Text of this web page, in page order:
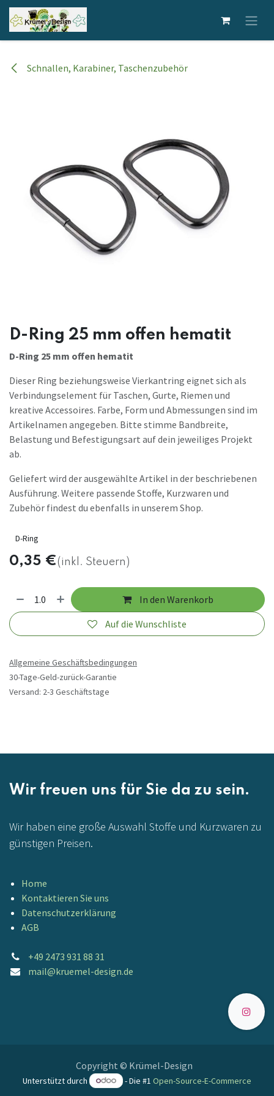
Zum Inhalt springen
Schnallen, Karabiner, Taschenzubehör
D-Ring 25 mm offen hematit
D-Ring 25 mm offen hematit
Dieser Ring beziehungsweise Vierkantring eignet sich als
Verbindungselement für Taschen, Gurte, Riemen und
kreative Accessoires. Farbe, Form und Abmessungen sind im
Artikelnamen angegeben. Bitte stimme Bandbreite,
Belastung und Befestigungsart auf dein jeweiliges Projekt
ab.
Geliefert wird der ausgewählte Artikel in der beschriebenen
Ausführung. Weitere passende Stoffe, Kurzwaren und
Zubehör findest du ebenfalls in unserem Shop.
D-Ring
0,35 €(inkl. Steuern)
In den Warenkorb
Auf die Wunschliste
Allgemeine Geschäftsbedingungen
30-Tage-Geld-zurück-Garantie
Versand: 2-3 Geschäftstage
Wir freuen uns für Sie da zu sein.
Wir haben eine große Auswahl Stoffe und Kurzwaren zu
günstigen Preisen.
Home
Kontaktieren Sie uns
Datenschutzerklärung
AGB
+49 2473 931 88 31
mail@kruemel-design.de
Copyright © Krümel-Design
Unterstützt durch - Die #1 Open-Source-E-Commerce